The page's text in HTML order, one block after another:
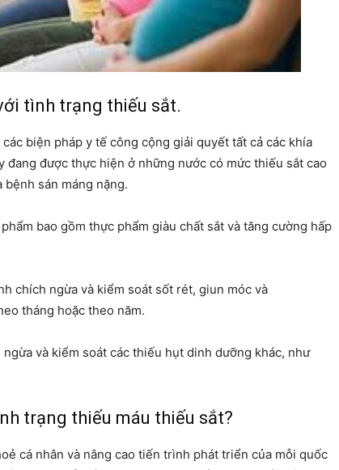
tình trạng thiếu sắt.
biện pháp y tế công cộng giải quyết tất cả các khía
đang được thực hiện ở những nước có mức thiếu sắt cao
sán máng nặng.
bao gồm thực phẩm giàu chất sắt và tăng cường hấp
chích ngừa và kiểm soát sốt rét, giun móc và
tháng hoặc theo năm.
ngừa và kiểm soát các thiếu hụt dinh dưỡng khác, như
trạng thiếu máu thiếu sắt?
cá nhân và nâng cao tiến trình phát triển của mỗi quốc